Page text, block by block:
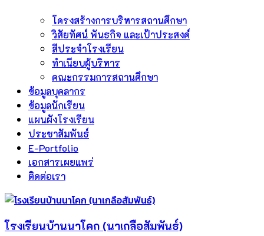
โครงสร้างการบริหารสถานศึกษา
วิสัยทัศน์ พันธกิจ และเป้าประสงค์
สีประจำโรงเรียน
ทำเนียบผู้บริหาร
คณะกรรมการสถานศึกษา
ข้อมูลบุคลากร
ข้อมูลนักเรียน
แผนผังโรงเรียน
ประชาสัมพันธ์
E-Portfolio
เอกสารเผยแพร่
ติดต่อเรา
โรงเรียนบ้านนาโคก (นาเกลือสัมพันธ์)